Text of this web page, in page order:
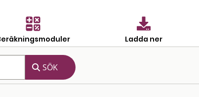
Ladda ner